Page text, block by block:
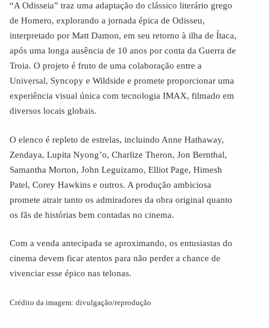
“A Odisseia” traz uma adaptação do clássico literário grego
de Homero, explorando a jornada épica de Odisseu,
interpretado por Matt Damon, em seu retorno à ilha de Ítaca,
após uma longa ausência de 10 anos por conta da Guerra de
Troia. O projeto é fruto de uma colaboração entre a
Universal, Syncopy e Wildside e promete proporcionar uma
experiência visual única com tecnologia IMAX, filmado em
diversos locais globais.
O elenco é repleto de estrelas, incluindo Anne Hathaway,
Zendaya, Lupita Nyong’o, Charlize Theron, Jon Bernthal,
Samantha Morton, John Leguizamo, Elliot Page, Himesh
Patel, Corey Hawkins e outros. A produção ambiciosa
promete atrair tanto os admiradores da obra original quanto
os fãs de histórias bem contadas no cinema.
Com a venda antecipada se aproximando, os entusiastas do
cinema devem ficar atentos para não perder a chance de
vivenciar esse épico nas telonas.
Crédito da imagem: divulgação/reprodução